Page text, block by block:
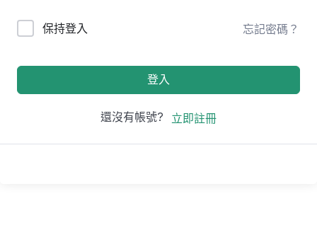
保持登入 忘記密碼？
登入
還沒有帳號? 立即註冊